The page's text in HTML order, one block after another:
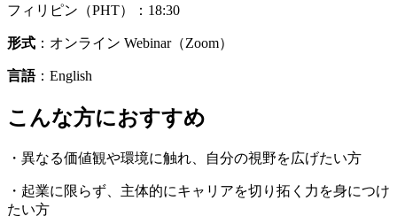
フィリピン（PHT）：18:30
形式 ：オンライン Webinar（Zoom）
言語：English
こんな方におすすめ
・異なる価値観や環境に触れ、自分の視野を広げたい方
・起業に限らず、主体的にキャリアを切り拓く力を身につけ
たい方